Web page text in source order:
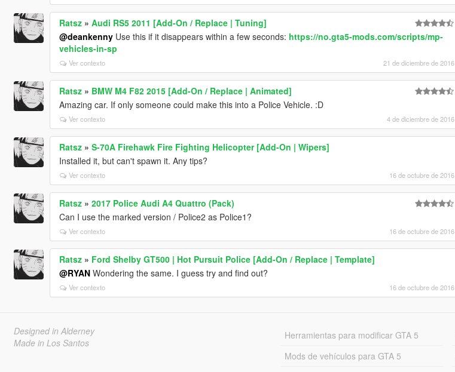
Ratsz» Audi RS5 2011 [Add-On / Replace | Tuning]
@deankennyUse this if it disappears within a few seconds: https://no.gta5-mods.com/scripts/mp-
vehicles-in-sp
Ver contexto 21 de diciembre de 2016
Ratsz» BMW M4 F82 2015 [Add-On / Replace | Animated]
Amazing car. If only someone could make this into a Police Vehicle. :D
Ver contexto 4 de diciembre de 2016
Ratsz» S-70A Firehawk Fire Fighting Helicopter [Add-On | Wipers]
Installed it, but can't spawn it. Any tips?
Ver contexto 16 de octubre de 2016
Ratsz» 2017 Police Audi A4 Quattro (Pack)
Can I use the marked version / Police2 as Police1?
Ver contexto 16 de octubre de 2016
Ratsz» Ford Shelby GT500 | Hot Pursuit Police [Add-On / Replace | Template]
@RYANWondering the same. I guess try and find out?
Ver contexto 16 de octubre de 2016
Designed in Alderney
Made in Los Santos
Herramientas para modificar GTA 5
Mods de vehículos para GTA 5